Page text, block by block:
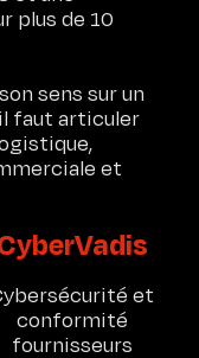
plus de 10
sens sur un
il faut articuler
et
et
conformité
fournisseurs